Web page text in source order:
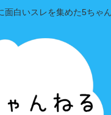
面白いスレを集めた5ちゃ